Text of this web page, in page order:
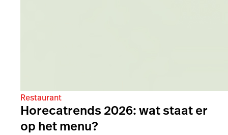
Restaurant
Horecatrends 2026: wat staat er
op het menu?